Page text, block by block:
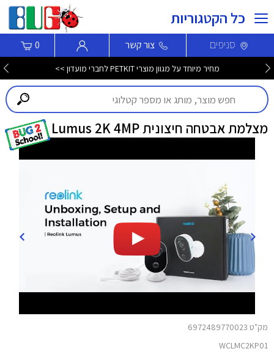
כל הקטגוריות
סניפים צור קשר 0
מחיר מיוחד על מגוון מוצרי PETKIT לחברי מועדון >>
מצלמת אבטחה חיצונית Lumus 2K 4MP
מק"ט 6972489770023
WCLMC2KP01